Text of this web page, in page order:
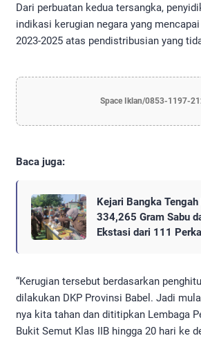
Dari perbuatan kedua tersangka,
indikasi kerugian negara yang
2023-2025 atas pendistribusian yang
Space Iklan/0853-1197-
Baca juga:
Kejari Bangka
334,265 Gram Sabu
Ekstasi dari 111
“Kerugian tersebut berdasarkan
dilakukan DKP Provinsi Babel. Jadi
nya kita tahan dan dititipkan Lembaga
Bukit Semut Klas IIB hingga 20 hari ke